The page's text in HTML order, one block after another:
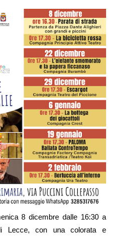
8 dicembre dalle 16:30 a
Lecce, con una colorata e